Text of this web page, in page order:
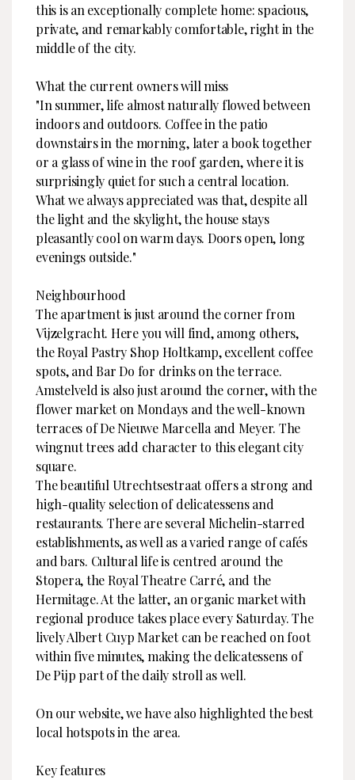
this is an exceptionally complete home: spacious,
private, and remarkably comfortable, right in the
middle of the city.
What the current owners will miss
"In summer, life almost naturally flowed between
indoors and outdoors. Coffee in the patio
downstairs in the morning, later a book together
or a glass of wine in the roof garden, where it is
surprisingly quiet for such a central location.
What we always appreciated was that, despite all
the light and the skylight, the house stays
pleasantly cool on warm days. Doors open, long
evenings outside."
Neighbourhood
The apartment is just around the corner from
Vijzelgracht. Here you will find, among others,
the Royal Pastry Shop Holtkamp, excellent coffee
spots, and Bar Do for drinks on the terrace.
Amstelveld is also just around the corner, with the
flower market on Mondays and the well-known
terraces of De Nieuwe Marcella and Meyer. The
wingnut trees add character to this elegant city
square.
The beautiful Utrechtsestraat offers a strong and
high-quality selection of delicatessens and
restaurants. There are several Michelin-starred
establishments, as well as a varied range of cafés
and bars. Cultural life is centred around the
Stopera, the Royal Theatre Carré, and the
Hermitage. At the latter, an organic market with
regional produce takes place every Saturday. The
lively Albert Cuyp Market can be reached on foot
within five minutes, making the delicatessens of
De Pijp part of the daily stroll as well.
On our website, we have also highlighted the best
local hotspots in the area.
Key features